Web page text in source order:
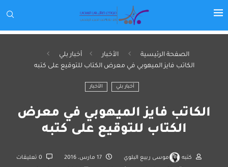
الصفحة الرئيسية الأخبار
أخبار بلي
الكاتب فايز الميهوبي في معرض الكتاب للتوقيع على كتبه
أخبار بلي الأخبار
الكاتب فايز الميهوبي في معرض
الكتاب للتوقيع على كتبه
كتبه موسى ربيع البلوي 17 مارس، 2016